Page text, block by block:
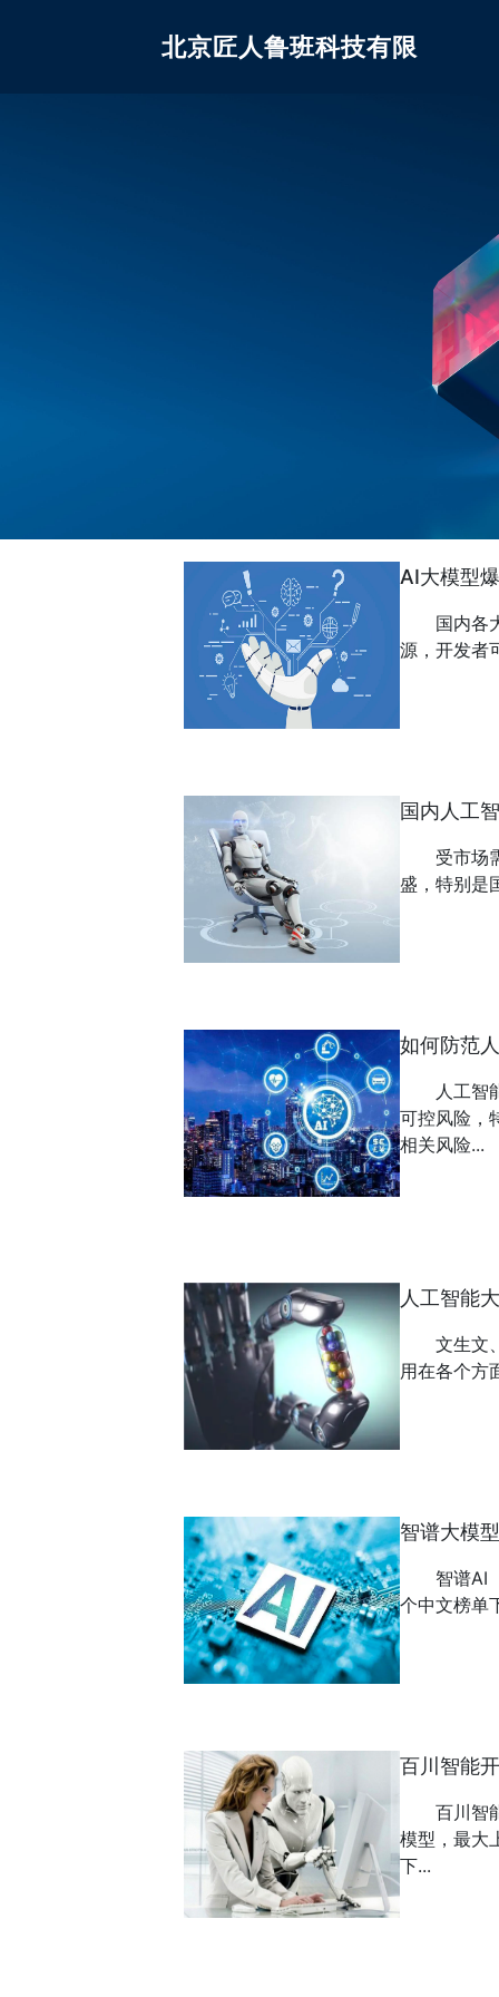
北京匠人鲁班科技有限
AI大模型
国内各
源，开发者
国内人工
受市场
盛，特别是
如何防范
人工智
可控风险，
相关风险...
人工智能
文生文
用在各个方
智谱大模
智谱AI
个中文榜单
百川智能
百川智
模型，最大
下...